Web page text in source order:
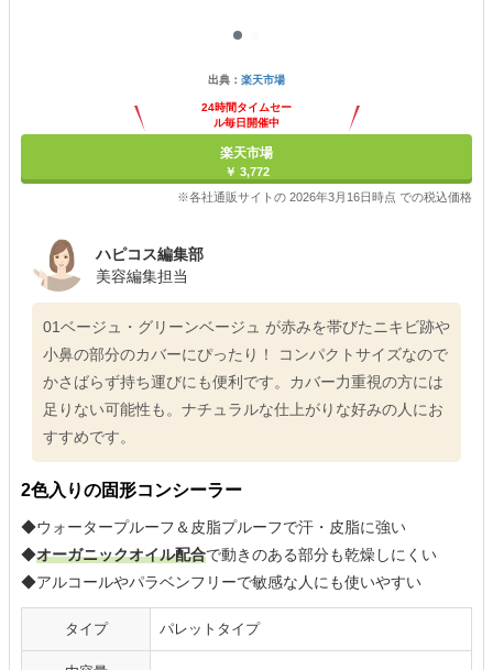
出典： 楽天市場
24時間タイムセー
ル毎日開催中
楽天市場
￥ 3,772
※各社通販サイトの 2026年3月16日時点 での税込価格
ハピコス編集部
美容編集担当
01ベージュ・グリーンベージュ が赤みを帯びたニキビ跡や
小鼻の部分のカバーにぴったり！ コンパクトサイズなので
かさばらず持ち運びにも便利です。カバー力重視の方には
足りない可能性も。ナチュラルな仕上がりな好みの人にお
すすめです。
2色入りの固形コンシーラー
◆ウォータープルーフ＆皮脂プルーフで汗・皮脂に強い
◆オーガニックオイル配合で動きのある部分も乾燥しにくい
◆アルコールやパラベンフリーで敏感な人にも使いやすい
タイプ パレットタイプ